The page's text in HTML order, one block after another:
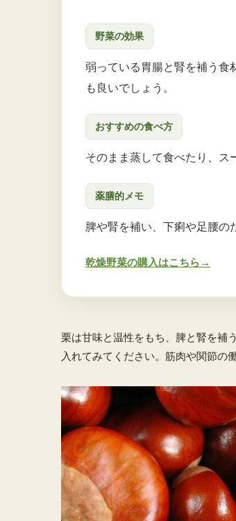
野菜の効果
弱っている胃腸と腎を補う食
も良いでしょう。
おすすめの食べ方
そのまま蒸して食べたり、ス
薬膳的メモ
脾や腎を補い、下痢や足腰の
乾燥野菜の購入はこちら→
栗は甘味と温性をもち、脾と腎を補
入れてみてください。筋肉や関節の